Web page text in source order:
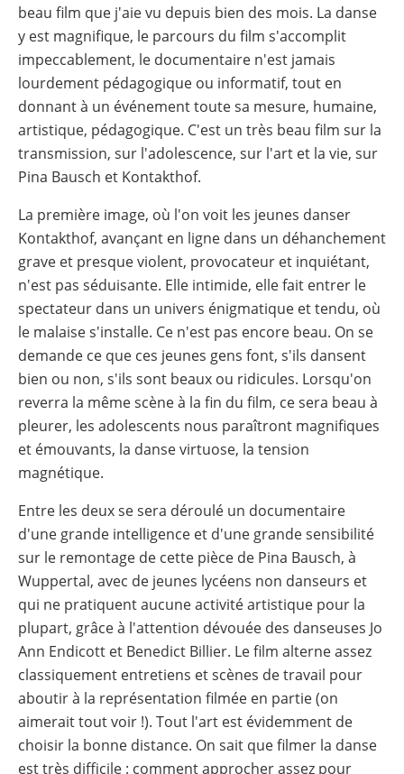
beau film que j'aie vu depuis bien des mois. La danse
y est magnifique, le parcours du film s'accomplit
impeccablement, le documentaire n'est jamais
lourdement pédagogique ou informatif, tout en
donnant à un événement toute sa mesure, humaine,
artistique, pédagogique. C'est un très beau film sur la
transmission, sur l'adolescence, sur l'art et la vie, sur
Pina Bausch et Kontakthof.
La première image, où l'on voit les jeunes danser
Kontakthof, avançant en ligne dans un déhanchement
grave et presque violent, provocateur et inquiétant,
n'est pas séduisante. Elle intimide, elle fait entrer le
spectateur dans un univers énigmatique et tendu, où
le malaise s'installe. Ce n'est pas encore beau. On se
demande ce que ces jeunes gens font, s'ils dansent
bien ou non, s'ils sont beaux ou ridicules. Lorsqu'on
reverra la même scène à la fin du film, ce sera beau à
pleurer, les adolescents nous paraîtront magnifiques
et émouvants, la danse virtuose, la tension
magnétique.
Entre les deux se sera déroulé un documentaire
d'une grande intelligence et d'une grande sensibilité
sur le remontage de cette pièce de Pina Bausch, à
Wuppertal, avec de jeunes lycéens non danseurs et
qui ne pratiquent aucune activité artistique pour la
plupart, grâce à l'attention dévouée des danseuses Jo
Ann Endicott et Benedict Billier. Le film alterne assez
classiquement entretiens et scènes de travail pour
aboutir à la représentation filmée en partie (on
aimerait tout voir !). Tout l'art est évidemment de
choisir la bonne distance. On sait que filmer la danse
est très difficile : comment approcher assez pour